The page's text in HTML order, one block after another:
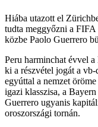
Hiába utazott el
tudta meggyőzni a
közbe Paolo Guerrero
Peru harminchat évvel a
ki a részvétel jogát a
egyúttal a nemzet
igazi klasszisa, a
Guerrero ugyanis
oroszországi tornán.